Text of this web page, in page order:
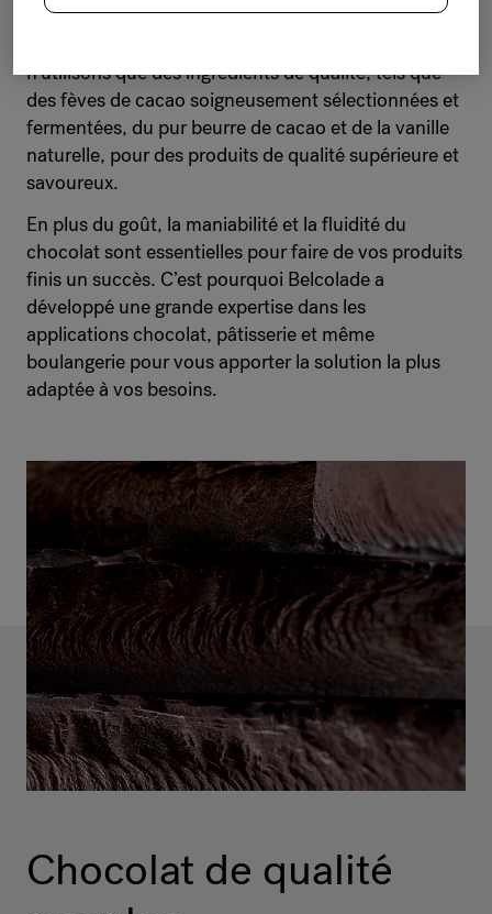
Chez Belcolade, nous sommes experts en chocolat,
n’utilisons que des ingrédients de qualité, tels que
des fèves de cacao soigneusement sélectionnées et
fermentées, du pur beurre de cacao et de la vanille
naturelle, pour des produits de qualité supérieure et
savoureux.
En plus du goût, la maniabilité et la fluidité du
chocolat sont essentielles pour faire de vos produits
finis un succès. C’est pourquoi Belcolade a
développé une grande expertise dans les
applications chocolat, pâtisserie et même
boulangerie pour vous apporter la solution la plus
adaptée à vos besoins.
Chocolat de qualité